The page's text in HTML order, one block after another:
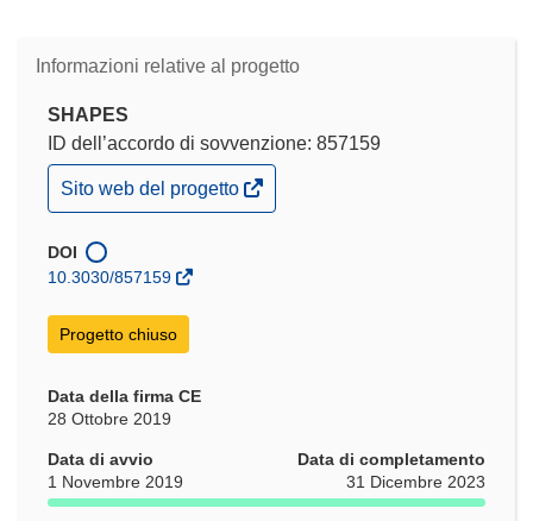
Informazioni relative al progetto
SHAPES
ID dell’accordo di sovvenzione: 857159
(si
apre
una
nuova
Sito web del progetto
DOI
10.3030/857159
Progetto chiuso
Data della firma CE
28 Ottobre 2019
Data di avvio
1 Novembre 2019
Data di completamento
31 Dicembre 2023